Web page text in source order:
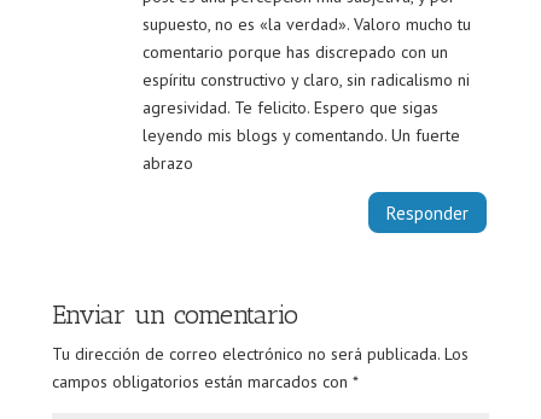
supuesto, no es «la verdad». Valoro mucho tu
comentario porque has discrepado con un
espíritu constructivo y claro, sin radicalismo ni
agresividad. Te felicito. Espero que sigas
leyendo mis blogs y comentando. Un fuerte
abrazo
Responder
Enviar un comentario
Tu dirección de correo electrónico no será publicada. Los
campos obligatorios están marcados con *